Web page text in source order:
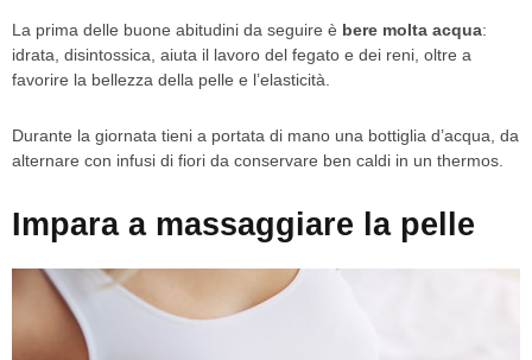
La prima delle buone abitudini da seguire è bere molta acqua:
idrata, disintossica, aiuta il lavoro del fegato e dei reni, oltre a
favorire la bellezza della pelle e l’elasticità.
Durante la giornata tieni a portata di mano una bottiglia d’acqua, da
alternare con infusi di fiori da conservare ben caldi in un thermos.
Impara a massaggiare la pelle